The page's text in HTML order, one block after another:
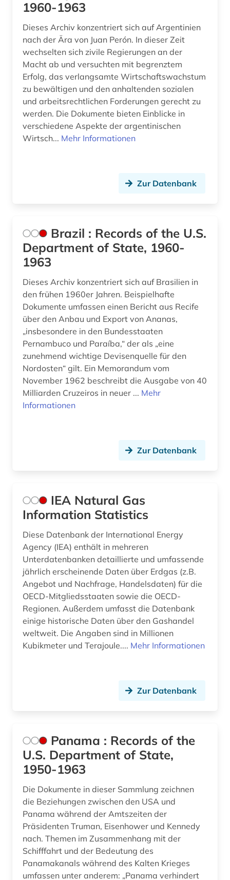
1960-1963
Dieses Archiv konzentriert sich auf Argentinien
nach der Ära von Juan Perón. In dieser Zeit
wechselten sich zivile Regierungen an der
Macht ab und versuchten mit begrenztem
Erfolg, das verlangsamte Wirtschaftswachstum
zu bewältigen und den anhaltenden sozialen
und arbeitsrechtlichen Forderungen gerecht zu
werden. Die Dokumente bieten Einblicke in
verschiedene Aspekte der argentinischen
Wirtsch... Mehr Informationen
Zur Datenbank
Brazil : Records of the U.S.
Department of State, 1960-
1963
Dieses Archiv konzentriert sich auf Brasilien in
den frühen 1960er Jahren. Beispielhafte
Dokumente umfassen einen Bericht aus Recife
über den Anbau und Export von Ananas,
„insbesondere in den Bundesstaaten
Pernambuco und Paraíba,“ der als „eine
zunehmend wichtige Devisenquelle für den
Nordosten“ gilt. Ein Memorandum vom
November 1962 beschreibt die Ausgabe von 40
Milliarden Cruzeiros in neuer ... Mehr
Informationen
Zur Datenbank
IEA Natural Gas
Information Statistics
Diese Datenbank der International Energy
Agency (IEA) enthält in mehreren
Unterdatenbanken detaillierte und umfassende
jährlich erscheinende Daten über Erdgas (z.B.
Angebot und Nachfrage, Handelsdaten) für die
OECD-Mitgliedsstaaten sowie die OECD-
Regionen. Außerdem umfasst die Datenbank
einige historische Daten über den Gashandel
weltweit. Die Angaben sind in Millionen
Kubikmeter und Terajoule.... Mehr Informationen
Zur Datenbank
Panama : Records of the
U.S. Department of State,
1950-1963
Die Dokumente in dieser Sammlung zeichnen
die Beziehungen zwischen den USA und
Panama während der Amtszeiten der
Präsidenten Truman, Eisenhower und Kennedy
nach. Themen im Zusammenhang mit der
Schifffahrt und der Bedeutung des
Panamakanals während des Kalten Krieges
umfassen unter anderem: „Panama verhindert